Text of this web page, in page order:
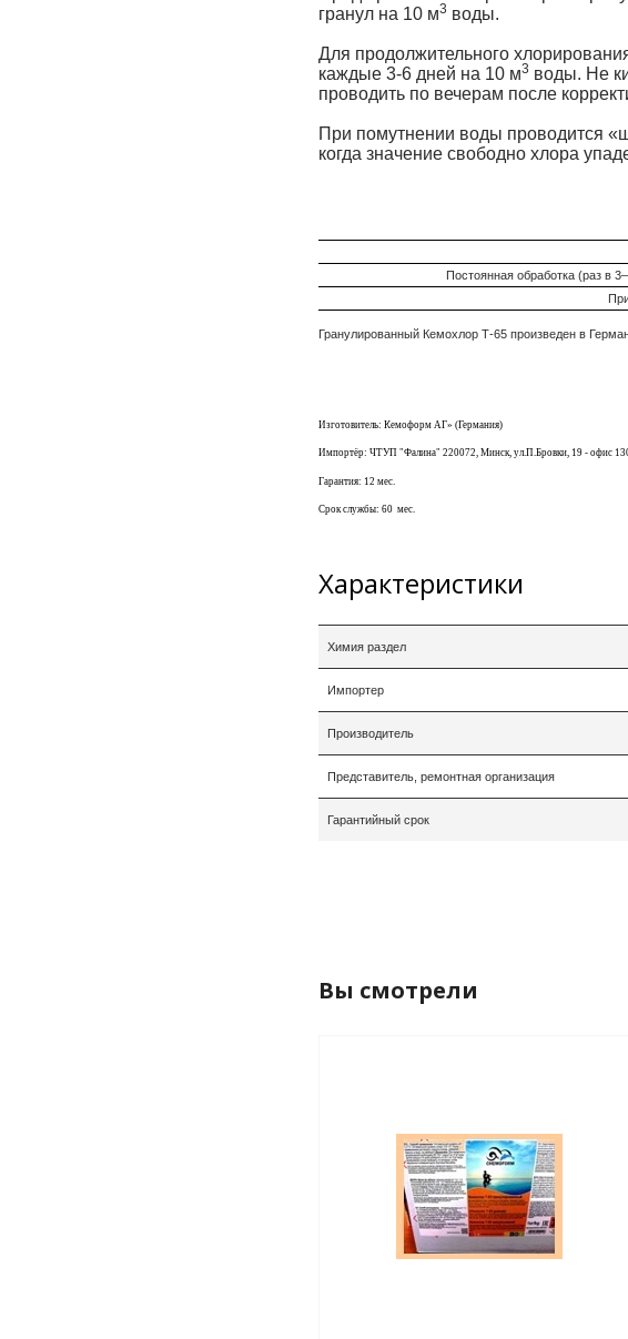
гранул на 10 м3 воды.
Для продолжительного
каждые 3-6 дней на 10 м3 воды. Не
проводить по вечерам после
При помутнении воды проводится
когда значение свободно хлора
Постоянная обработка (раз в
Гранулированный Кемохлор Т-65 произведен в
Изготовитель: Кемоформ АГ» (Германия)
Импортёр: ЧТУП "Фалина" 220072, Минск, ул.П.Бровки, 19 - офис
Гарантия: 12 мес.
Срок службы: 60 мес.
Характеристики
Химия раздел
Импортер
Производитель
Представитель, ремонтная организация
Гарантийный срок
Вы смотрели